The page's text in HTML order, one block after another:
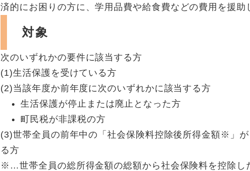
済的にお困りの方に、学用品費や給食費などの費用を援助
対象
次のいずれかの要件に該当する方
(1)生活保護を受けている方
(2)当該年度か前年度に次のいずれかに該当する方
生活保護が停止または廃止となった方
町民税が非課税の方
(3)世帯全員の前年中の「社会保険料控除後所得金額※」
る方
※…世帯全員の総所得金額の総額から社会保険料を控除し